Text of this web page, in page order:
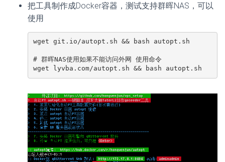
把工具制作成Docker容器，测试支持群晖NAS，可以
使用
wget git.io/autopt.sh && bash autopt.sh
# 群晖NAS使用如果不能访问外网 使用命令
wget lyvba.com/autopt.sh && bash autopt.sh